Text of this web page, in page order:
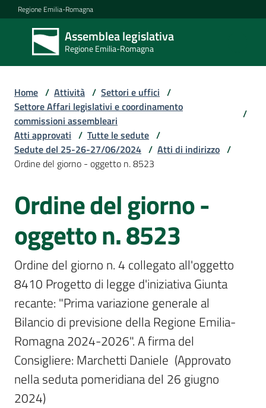
Vai al contenuto
Vai alla navigazione
Vai al footer
Regione Emilia-Romagna
Assemblea legislativa
Regione Emilia-Romagna
Assemblea
legislativa
Regione Emilia-
Assemblea
Per
i
media
Per
i
cittadini
Home / Attività / Settori e uffici /
Settore Affari legislativi e coordinamento
commissioni assembleari
/
Atti approvati / Tutte le sedute /
Sedute del 25-26-27/06/2024 / Atti di indirizzo /
Ordine del giorno - oggetto n. 8523
Ordine del giorno -
oggetto n. 8523
Ordine del giorno n. 4 collegato all'oggetto
8410 Progetto di legge d'iniziativa Giunta
recante: "Prima variazione generale al
Bilancio di previsione della Regione Emilia-
Romagna 2024-2026". A firma del
Consigliere: Marchetti Daniele  (Approvato
nella seduta pomeridiana del 26 giugno
2024)